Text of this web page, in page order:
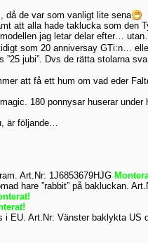
då de var som vanligt lite sena
att alla hade taklucka som den
jag letar delar efter…
som 20 anniversay GTi:n…
”25 jubi”. Dvs de rätta stolarna
att få ett hum om vad eder
180 ponnysar huserar
är följande…
Art.Nr: 1J6853679HJG
hare ”rabbit” på bakluckan.
i EU. Art.Nr: Vänster baklykta